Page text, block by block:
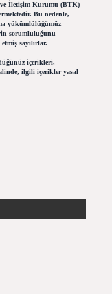
ve İletişim Kurumu (BTK)
Bu nedenle,
yükümlülüğümüz
sorumluluğunu
sayılırlar.
içerikleri,
ilgili içerikler yasal